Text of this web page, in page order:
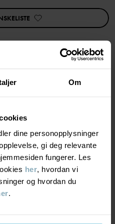
Om
dine personopplysninger
gi deg relevante
fungerer. Les
her, hvordan vi
og hvordan du
.
eller funksjon, men gjør at